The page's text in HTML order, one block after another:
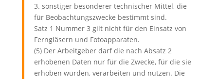
3. sonstiger besonderer technischer Mittel, die
für Beobachtungszwecke bestimmt sind.
Satz 1 Nummer 3 gilt nicht für den Einsatz von
Ferngläsern und Fotoapparaten.
(5) Der Arbeitgeber darf die nach Absatz 2
erhobenen Daten nur für die Zwecke, für die sie
erhoben wurden, verarbeiten und nutzen. Die